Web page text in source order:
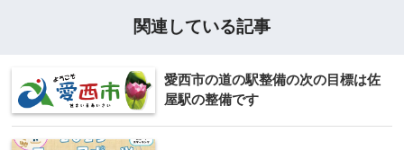
関連している記事
愛西市の道の駅整備の次の目標は佐
屋駅の整備です